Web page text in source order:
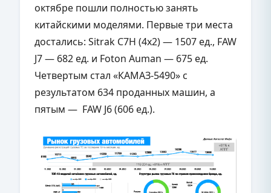
октябре пошли полностью занять
китайскими моделями. Первые три места
достались: Sitrak C7H (4x2) — 1507 ед., FAW
J7 — 682 ед. и Foton Auman — 675 ед.
Четвертым стал «КАМАЗ-5490» с
результатом 634 проданных машин, а
пятым — FAW J6 (606 ед.).